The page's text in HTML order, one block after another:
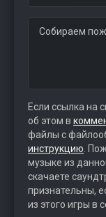
Собираем
Если ссылка на
об этом в
файлы с
инструкцию .
музыке из
скачаете
признательны,
из этого игры в